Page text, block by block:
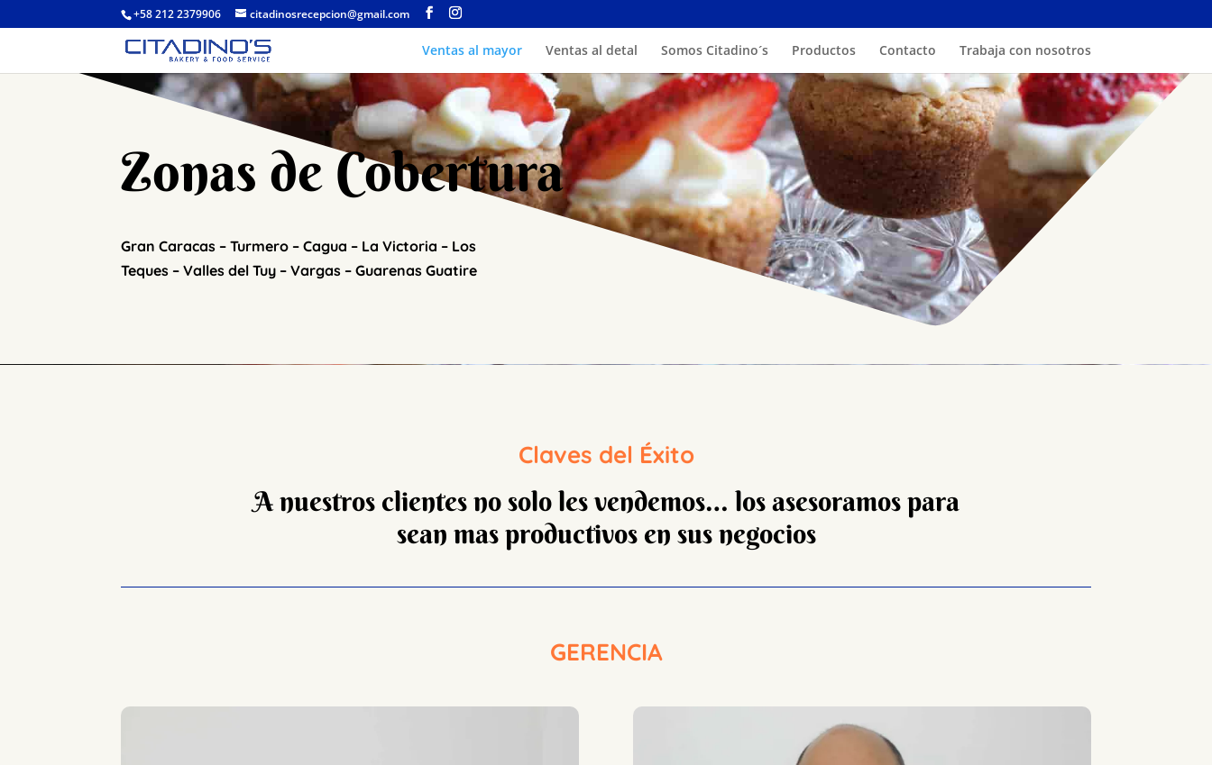
+58 212 2379906 citadinosrecepcion@gmail.com
Ventas al mayor Ventas al detal Somos Citadino´s Productos Contacto Trabaja con nosotros
Zonas de Cobertura
Gran Caracas – Turmero – Cagua – La Victoria – Los
Teques – Valles del Tuy – Vargas – Guarenas Guatire
Claves del Éxito
A nuestros clientes no solo les vendemos… los asesoramos para
sean mas productivos en sus negocios
GERENCIA